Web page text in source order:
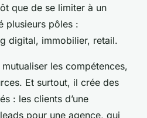
que de se limiter à un
plusieurs pôles :
digital, immobilier, retail.
les compétences,
Et surtout, il crée des
: les clients d’une
pour une agence, qui